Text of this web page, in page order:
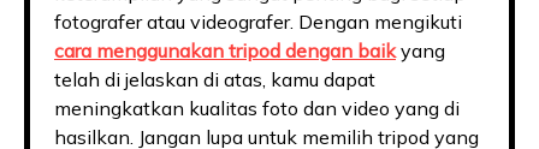
fotografer atau videografer. Dengan mengikuti
cara menggunakan tripod dengan baikyang
telah di jelaskan di atas, kamu dapat
meningkatkan kualitas foto dan video yang di
hasilkan. Jangan lupa untuk memilih tripod yang